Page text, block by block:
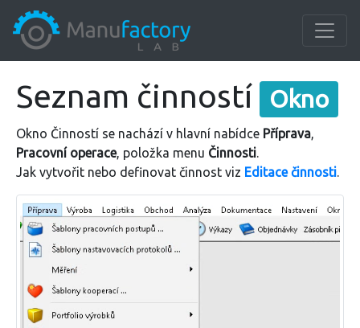
Seznam činností Okno
Okno Činností se nachází v hlavní nabídce Příprava
Pracovní operace, položka menu Činnosti
Jak vytvořit nebo definovat činnost viz Editace činnosti